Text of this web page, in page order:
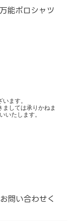
能ポロシャツ
ます。
しては承りかねま
いたします。
問い合わせく